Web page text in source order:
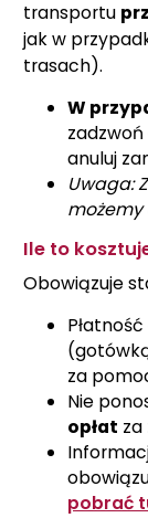
transportu
jak w
trasach).
W
anuluj
Uwaga:
możemy
Ile to
Obowiązuje
za
Nie
opłat za
pobrać